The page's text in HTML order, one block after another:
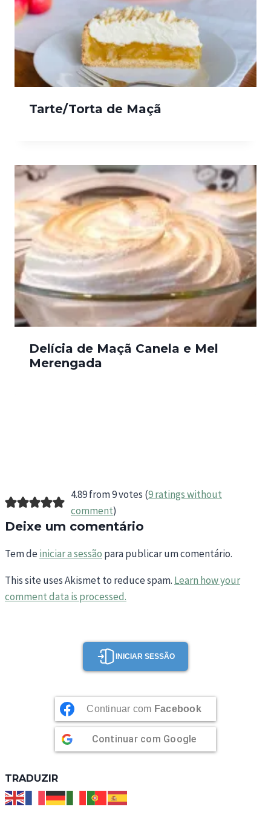
Tarte/Torta de Maçã
Delícia de Maçã Canela e Mel
Merengada
4.89 from 9 votes (9 ratings without
comment)
Deixe um comentário
Tem deiniciar a sessão para publicar um comentário.
This site uses Akismet to reduce spam. Learn how your
comment data is processed.
INICIAR SESSÃO
Continuar com Facebook
Continuar com Google
TRADUZIR